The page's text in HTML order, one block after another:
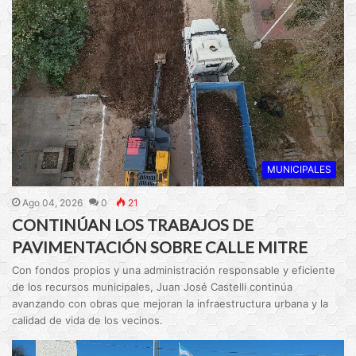
MUNICIPALES
Ago 04, 2026 0 21
CONTINÚAN LOS TRABAJOS DE
PAVIMENTACIÓN SOBRE CALLE MITRE
Con fondos propios y una administración responsable y eficiente
de los recursos municipales, Juan José Castelli continúa
avanzando con obras que mejoran la infraestructura urbana y la
calidad de vida de los vecinos.